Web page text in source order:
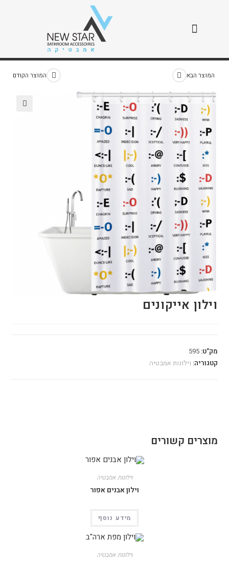
וילון אייקונים
המוצר הקודם המוצר הבא
וילון אייקונים
מק"ט:595
קטגוריה: וילונות אמבטיה
מוצרים קשורים
וילונות אמבטיה
וילון אבנים אפור
מידע נוסף
וילונות אמבטיה